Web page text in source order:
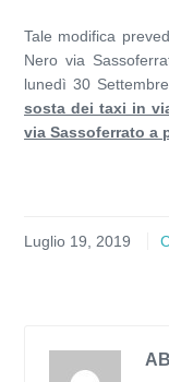
Tale modifica
Nero via
lunedì 30
sosta dei taxi in
via Sassoferrato a
Luglio 19, 2019